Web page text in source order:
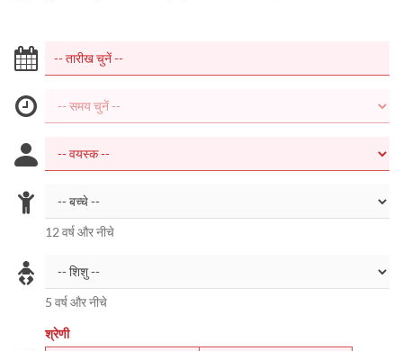
12 वर्ष और नीचे
5 वर्ष और नीचे
श्रेणी